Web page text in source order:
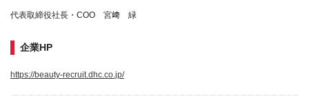
代表取締役社長・COO 宮﨑 緑
企業HP
https://beauty-recruit.dhc.co.jp/